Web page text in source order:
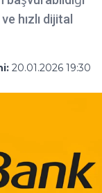
hızlı dijital
20.01.2026 19:30